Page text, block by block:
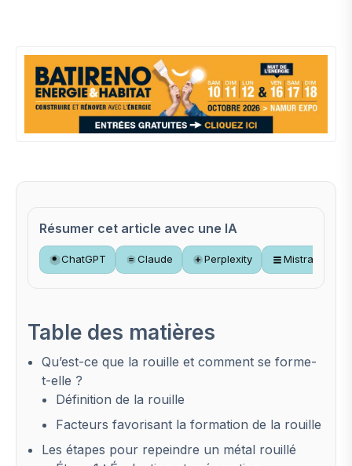
Résumer cet article avec une IA
ChatGPT Claude Perplexity Mistral
Table des matières
Qu’est-ce que la rouille et comment se forme-
t-elle ?
Définition de la rouille
Facteurs favorisant la formation de la rouille
Les étapes pour repeindre un métal rouillé